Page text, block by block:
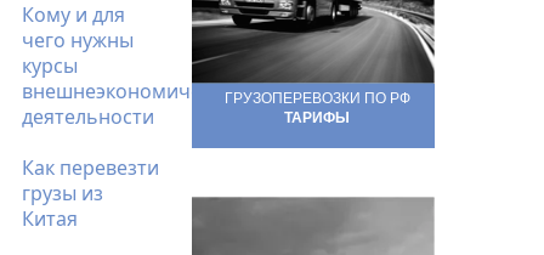
Кому и для
чего нужны
курсы
внешнеэкономической
деятельности
Как перевезти
грузы из
Китая
ГРУЗОПЕРЕВОЗКИ ПО РФ
ТАРИФЫ